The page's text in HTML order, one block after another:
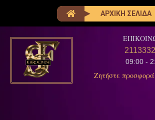
ΑΡΧΙΚΗ ΣΕΛΙΔΑ
09:00 -
Ζητήστε προσφορά